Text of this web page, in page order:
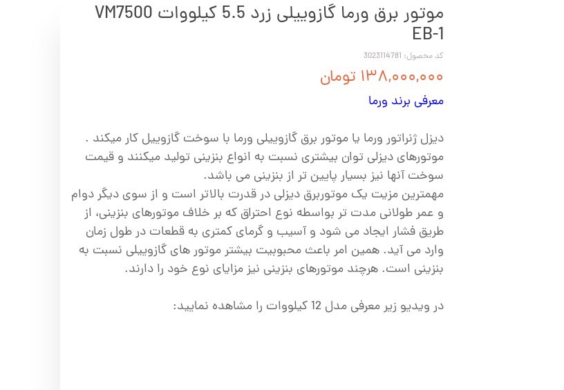
موتور برق ورما گازوییلی زرد 5.5 کیلووات VM7500
EB-1
کد محصول: 3023114781
۱۳۸,۰۰۰,۰۰۰ تومان
معرفی برند ورما
دیزل ژنراتور ورما یا موتور برق گازوییلی ورما با سوخت گازوییل کار میکند .
موتورهای دیزلی توان بیشتری نسبت به انواع بنزینی تولید میکنند و قیمت
سوخت آنها نیز بسیار پایین تر از بنزینی می باشد.
مهمترین مزیت یک موتوربرق دیزلی در قدرت بالاتر است و از سوی دیگر دوام
و عمر طولانی مدت تر بواسطه نوع احتراق که بر خلاف موتورهای بنزینی، از
طریق فشار ایجاد می شود و آسیب و گرمای کمتری به قطعات در طول زمان
وارد می آید. همین امر باعث محبوبیت بیشتر موتور های گازوییلی نسبت به
بنزینی است. هرچند موتورهای بنزینی نیز مزایای نوع خود را دارند.
در ویدیو زیر معرفی مدل 12 کیلووات را مشاهده نمایید:‌